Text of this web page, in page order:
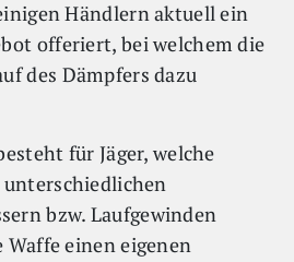
Händlern aktuell ein
offeriert, bei welchem die
des Dämpfers dazu
für Jäger, welche
bzw. Laufgewinden
einen eigenen